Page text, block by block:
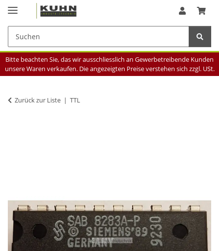
Bitte beachten Sie, das wir ausschliesslich an Gewerbetreibende Kunden
unsere Waren verkaufen. Die angezeigten Preise verstehen sich zzgl. USt.
Zurück zur Liste TTL